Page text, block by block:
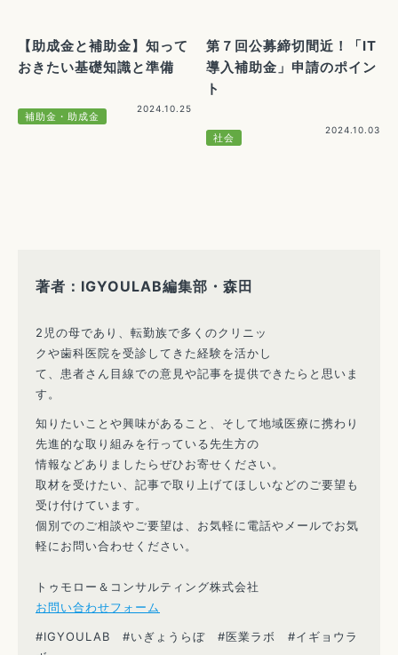
【助成金と補助金】知って
おきたい基礎知識と準備
補助金・助成金
2024.10.25
第７回公募締切間近！「IT
導入補助金」申請のポイン
ト
社会
2024.10.03
著者：IGYOULAB編集部・森田
2児の母であり、転勤族で多くのクリニッ
クや歯科医院を受診してきた経験を活かし
て、患者さん目線での意見や記事を提供できたらと思いま
す。
知りたいことや興味があること、そして地域医療に携わり
先進的な取り組みを行っている先生方の
情報などありましたらぜひお寄せください。
取材を受けたい、記事で取り上げてほしいなどのご要望も
受け付けています。
個別でのご相談やご要望は、お気軽に電話やメールでお気
軽にお問い合わせください。
トゥモロー＆コンサルティング株式会社
お問い合わせフォーム
#IGYOULAB #いぎょうらぼ #医業ラボ #イギョウラ